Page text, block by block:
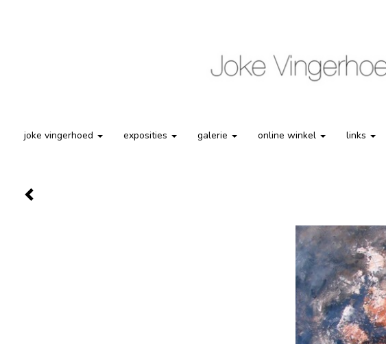
joke vingerhoed exposities galerie online winkel links